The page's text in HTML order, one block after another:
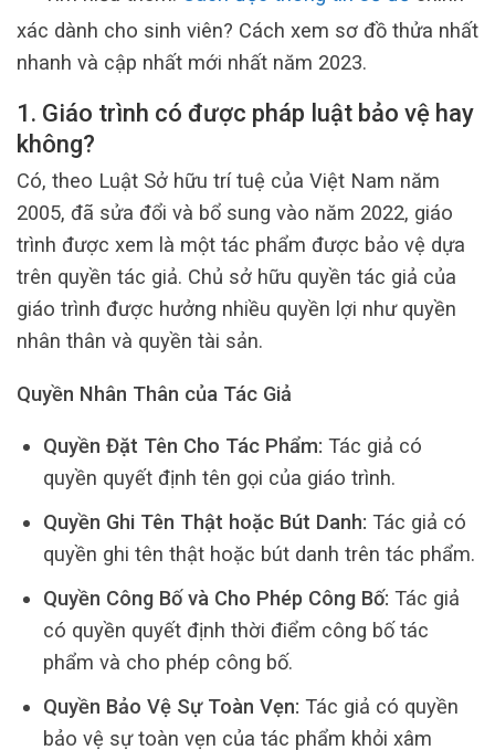
xác dành cho sinh viên? Cách xem sơ đồ thửa nhất
nhanh và cập nhất mới nhất năm 2023.
1. Giáo trình có được pháp luật bảo vệ hay
không?
Có, theo Luật Sở hữu trí tuệ của Việt Nam năm
2005, đã sửa đổi và bổ sung vào năm 2022, giáo
trình được xem là một tác phẩm được bảo vệ dựa
trên quyền tác giả. Chủ sở hữu quyền tác giả của
giáo trình được hưởng nhiều quyền lợi như quyền
nhân thân và quyền tài sản.
Quyền Nhân Thân của Tác Giả
Quyền Đặt Tên Cho Tác Phẩm: Tác giả có
quyền quyết định tên gọi của giáo trình.
Quyền Ghi Tên Thật hoặc Bút Danh: Tác giả có
quyền ghi tên thật hoặc bút danh trên tác phẩm.
Quyền Công Bố và Cho Phép Công Bố: Tác giả
có quyền quyết định thời điểm công bố tác
phẩm và cho phép công bố.
Quyền Bảo Vệ Sự Toàn Vẹn: Tác giả có quyền
bảo vệ sự toàn vẹn của tác phẩm khỏi xâm